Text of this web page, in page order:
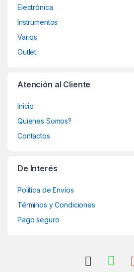
Electrónica
Instrumentos
Varios
Outlet
Atención al Cliente
Inicio
Quienes Somos?
Contactos
De Interés
Política de Envíos
Términos y Condiciones
Pago seguro